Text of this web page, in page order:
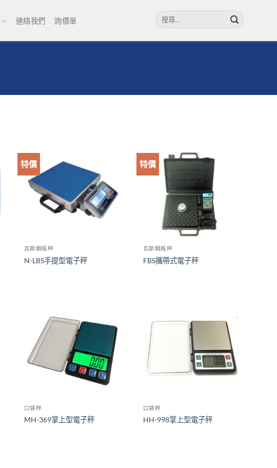
連絡我們 詢價單
搜
尋
鍵
特價
瓦斯鋼瓶秤
N-LBS手提型電子秤
特價
瓦斯鋼瓶秤
FBS攜帶式電子秤
口袋秤
MH-369掌上型電子秤
口袋秤
HH-998掌上型電子秤